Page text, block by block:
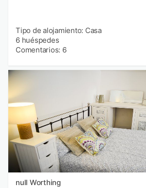
Tipo de alojamiento: Casa
6 huéspedes
Comentarios: 6
null Worthing